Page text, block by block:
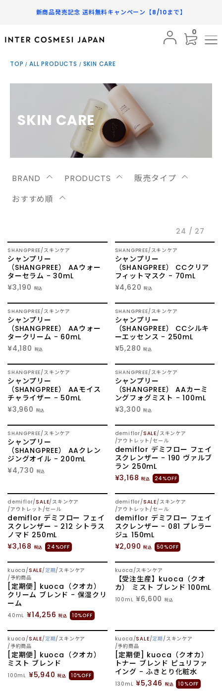
新商品発売記念 送料無料キャンペーン【8/10まで】
0
BRAND
SUBSCRIPTION
INFORMATION
FAQ
INFORMATION
ちらでご確認いただけま
す。
SHOPPING GUIDE
こちらでご確認ください。
FAQ
SHOPに関するよくあるご質
問はこちらでご確認くださ
い。
TOP ALL PRODUCTS SKIN CARE
SKIN CARE
BRAND PRODUCTS
販売タイプ
おすすめ順
24 / 27
SHANGPREE スキンケア
シャンプリー
（SHANGPREE） AAウォー
ターセラム - 30mL
¥3,190
税込
SHANGPREE スキンケア
シャンプリー
（SHANGPREE） CCクリア
フィットマスク - 70mL
¥4,620 税込
SHANGPREE スキンケア
シャンプリー
（SHANGPREE） AAウォー
タークリーム - 60mL
¥4,180
税込
SHANGPREE スキンケア
シャンプリー
（SHANGPREE） CCシルキ
ーエッセンス - 250mL
¥5,280 税込
SHANGPREE スキンケア
シャンプリー
（SHANGPREE） AAモイス
チャライザー - 50mL
¥3,960
税込
SHANGPREE スキンケア
シャンプリー
（SHANGPREE） AAカーミ
ングフォグミスト - 100mL
¥3,300 税込
SOLD OUT
SHANGPREE スキンケア
シャンプリー
（SHANGPREE） AAクレン
ジングオイル - 200mL
¥4,730
税込
demiflor SALE スキンケア
アウトレット/セール
demiflor デミフロー フェイ
スクレンザー - 190 ヴァルブ
ラン 250mL
¥3,168 税込 24%OFF
demiflor SALE スキンケア
アウトレット/セール
demiflor デミフロー フェイ
スクレンザー - 212 シトラス
ノマド 250mL
¥3,168
税込 24%OFF
demiflor SALE スキンケア
アウトレット/セール
demiflor デミフロー フェイ
スクレンザー - 081 プレラー
ジュ 150mL
¥2,090 税込 50%OFF
SOLD OUT
kuoca SALE 定期 スキンケア
予約商品
[定期便] kuoca（クオカ）
クリーム ブレンド - 保湿クリ
ーム
40mL ¥14,256 税込 10%OFF
SOLD OUT
kuoca スキンケア
【受注生産】kuoca（クオ
カ） ミスト ブレンド 100mL
100mL ¥6,600 税込
SOLD OUT
kuoca SALE 定期 スキンケア
予約商品
[定期便] kuoca（クオカ）
ミスト ブレンド
100mL ¥5,940 税込 10%OFF
SOLD OUT
kuoca SALE 定期 スキンケア
予約商品
[定期便] kuoca（クオカ）
トナー ブレンド ピュリファ
イング - ふきとり化粧水
130mL ¥5,346 税込 10%OFF